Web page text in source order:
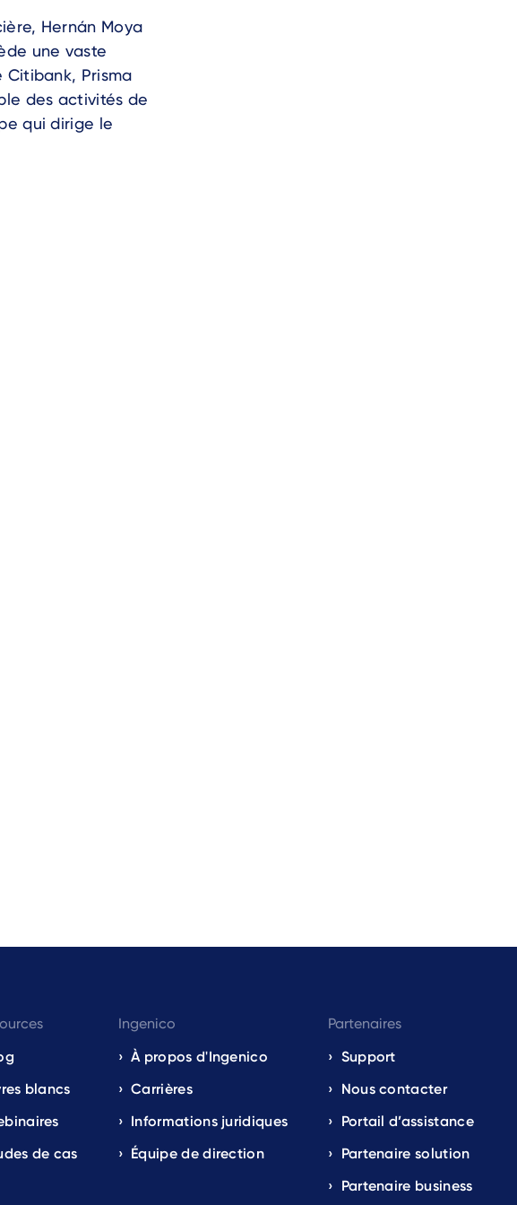
Hernán Moya
une vaste
Prisma
des activités de
qui dirige le
blancs
de cas
Ingenico
À propos d'Ingenico
Carrières
Informations juridiques
Équipe de direction
Partenaires
Support
Nous contacter
Portail d’assistance
Partenaire solution
Partenaire business